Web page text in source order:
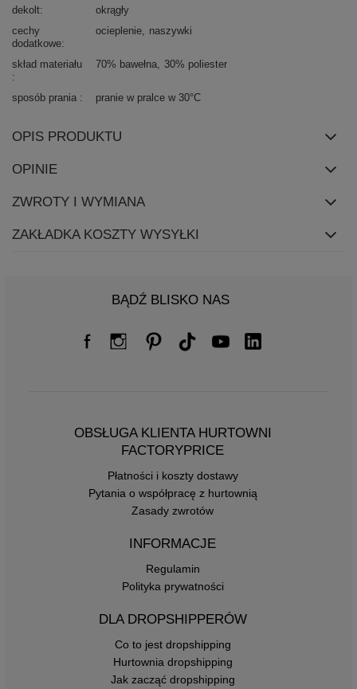
dekolt
okrągły
cechy
dodatkowe
ocieplenie naszywki
skład materiału 70% bawełna 30% poliester
sposób prania pranie w pralce w 30°C
OPIS PRODUKTU
OPINIE
ZWROTY I WYMIANA
ZAKŁADKA KOSZTY WYSYŁKI
BĄDŹ BLISKO NAS
OBSŁUGA KLIENTA HURTOWNI
FACTORYPRICE
Płatności i koszty dostawy
Pytania o współpracę z hurtownią
Zasady zwrotów
INFORMACJE
Regulamin
Polityka prywatności
DLA DROPSHIPPERÓW
Co to jest dropshipping
Hurtownia dropshipping
Jak zacząć dropshipping